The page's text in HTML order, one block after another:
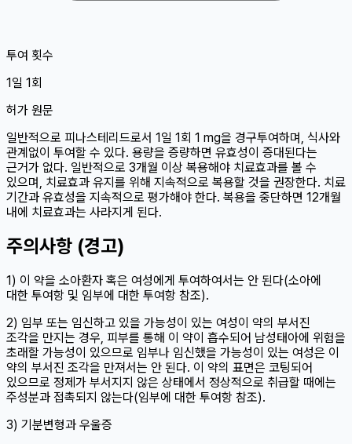
투여 횟수
1일 1회
허가 원문
일반적으로 피나스테리드로서 1일 1회 1 mg을 경구투여하며, 식사와
관계없이 투여할 수 있다. 용량을 증량하면 유효성이 증대된다는
근거가 없다. 일반적으로 3개월 이상 복용해야 치료효과를 볼 수
있으며, 치료효과 유지를 위해 지속적으로 복용할 것을 권장한다. 치료
기간과 유효성을 지속적으로 평가해야 한다. 복용을 중단하면 12개월
내에 치료효과는 사라지게 된다.
주의사항 (경고)
1) 이 약을 소아환자 혹은 여성에게 투여하여서는 안 된다(소아에
대한 투여항 및 임부에 대한 투여항 참조).
2) 임부 또는 임신하고 있을 가능성이 있는 여성이 약의 부서진
조각을 만지는 경우, 피부를 통해 이 약이 흡수되어 남성태아에 위험을
초래할 가능성이 있으므로 임부나 임신했을 가능성이 있는 여성은 이
약의 부서진 조각을 만져서는 안 된다. 이 약의 표면은 코팅되어
있으므로 정제가 부서지지 않은 상태에서 정상적으로 취급할 때에는
주성분과 접촉되지 않는다(임부에 대한 투여항 참조).
3) 기분변형과 우울증